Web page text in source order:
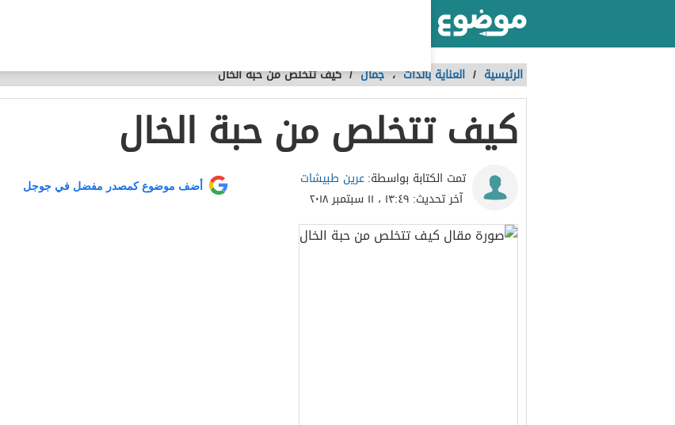
الرئيسية / العناية بالذات،جمال /كيف تتخلص من حبة الخال
كيف تتخلص من حبة الخال
تمت الكتابة بواسطة:عرين طبيشات
آخر تحديث: ١٣:٤٩ ، ١١ سبتمبر ٢٠١٨
أضف موضوع كمصدر مفضل في جوجل